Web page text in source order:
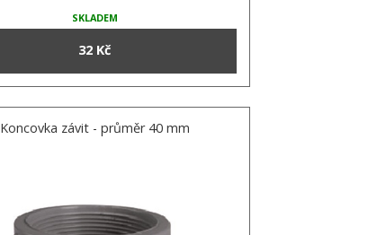
SKLADEM
32 Kč
Koncovka závit - průměr 40 mm